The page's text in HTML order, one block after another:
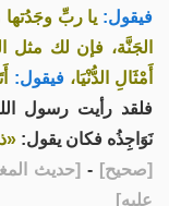
فيقول: يا ربِّ وجَدُتها
الجَنَّة، فإن لك مثل
أَمْثَالِ الدُّنْيَا، فيقول:
فلقد رأيت رسول
نَوَاجِذُه فكان يقول:
[صحيح]
-
[حديث
عليه]